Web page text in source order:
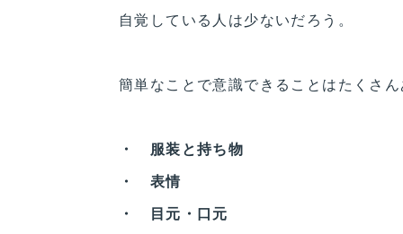
自覚している人は少ないだろう。
簡単なことで意識できることはたくさん
・ 服装と持ち物
・ 表情
・ 目元・口元